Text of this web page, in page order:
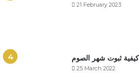
21 February 2023
25 March 2022